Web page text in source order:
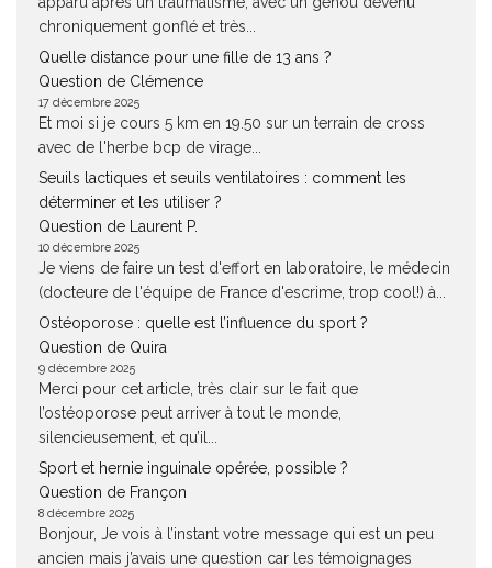
chroniquement gonflé et très...
Quelle distance pour une fille de 13 ans ?
Question de Clémence
17 décembre 2025
Et moi si je cours 5 km en 19.50 sur un terrain de cross
avec de l'herbe bcp de virage...
Seuils lactiques et seuils ventilatoires : comment les
déterminer et les utiliser ?
Question de Laurent P.
10 décembre 2025
Je viens de faire un test d'effort en laboratoire, le médecin
(docteure de l'équipe de France d'escrime, trop cool!) à...
Ostéoporose : quelle est l’influence du sport ?
Question de Quira
9 décembre 2025
Merci pour cet article, très clair sur le fait que
l’ostéoporose peut arriver à tout le monde,
silencieusement, et qu’il...
Sport et hernie inguinale opérée, possible ?
Question de Françon
8 décembre 2025
Bonjour, Je vois à l’instant votre message qui est un peu
ancien mais j’avais une question car les témoignages